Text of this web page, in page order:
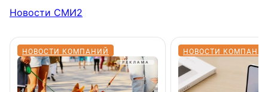
Новости СМИ2
НОВОСТИ КОМПАНИЙ НОВОСТИ